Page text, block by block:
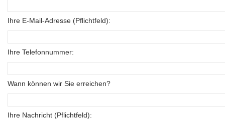
Ihre E-Mail-Adresse (Pflichtfeld):
Ihre Telefonnummer:
Wann können wir Sie erreichen?
Ihre Nachricht (Pflichtfeld):